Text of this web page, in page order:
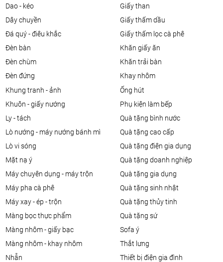
dao - kéo
dây chuyền
đá quý - điêu khắc
đèn bàn
đèn chùm
đèn đứng
giấy than
giấy thấm dầu
giấy thấm lọc cà phê
khăn giấy ăn
khăn trải bàn
khay nhôm
khung tranh - ảnh
khuôn - giấy nướng
ly - tách
lò nướng - máy nướng bánh mì
lò vi sóng
mặt nạ ý
máy chuyên dụng - máy trộn
máy pha cà phê
máy xay - ép - trộn
màng bọc thực phẩm
màng nhôm - giấy bạc
màng nhôm - khay nhôm
nhẫn
ống hút
phụ kiện làm bếp
quà tặng bình nước
quà tặng cao cấp
quà tặng điện gia dụng
quà tặng doanh nghiệp
quà tặng gia dụng
quà tặng sinh nhật
quà tặng thủy tinh
quà tặng sứ
sofa ý
thắt lưng
thiết bị điện gia đình